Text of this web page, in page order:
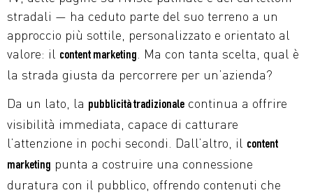
stradali — ha ceduto parte del suo terreno a un
approccio più sottile, personalizzato e orientato al
valore: il content marketing
. Ma con tanta scelta, qual è
la strada giusta da percorrere per un’azienda?
Da un lato, la pubblicità tradizionale continua a offrire
visibilità immediata, capace di catturare
l’attenzione in pochi secondi. Dall’altro, il content
marketing punta a costruire una connessione
duratura con il pubblico, offrendo contenuti che